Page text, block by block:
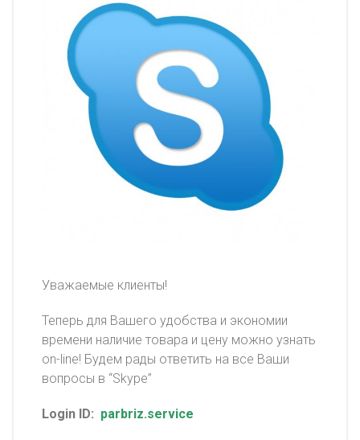
Уважаемые клиенты!
Теперь для Вашего удобства и экономии
времени наличие товара и цену можно узнать
on-line! Будем рады ответить на все Ваши
вопросы в “Skype”
Login ID: parbriz.service